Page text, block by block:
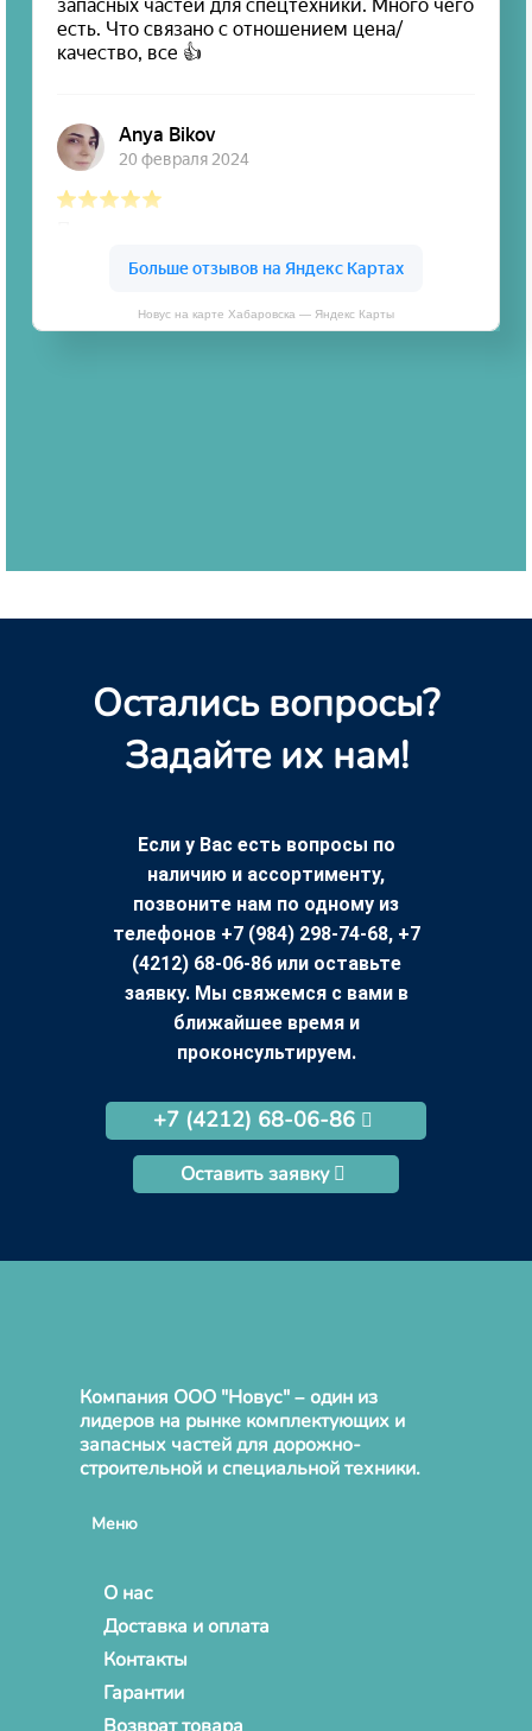
Новус на карте Хабаровска — Яндекс Карты
Остались вопросы?
Задайте их нам!
Если у Вас есть вопросы по
наличию и ассортименту,
позвоните нам по одному из
телефонов +7 (984) 298-74-68, +7
(4212) 68-06-86 или оставьте
заявку. Мы свяжемся с вами в
ближайшее время и
проконсультируем.
+7 (4212) 68-06-86
Оставить заявку
Компания ООО "Новус" – один из
лидеров на рынке комплектующих и
запасных частей для дорожно-
строительной и специальной техники.
Меню
О нас
Доставка и оплата
Контакты
Гарантии